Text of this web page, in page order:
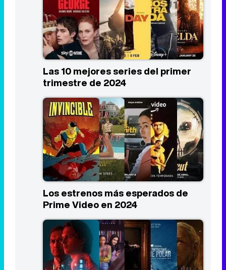
Las 10 mejores series del primer
trimestre de 2024
Los estrenos más esperados de
Prime Video en 2024